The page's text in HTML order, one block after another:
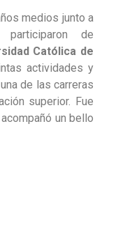
medios junto a
participaron de
Católica de
actividades y
de las carreras
superior. Fue
un bello